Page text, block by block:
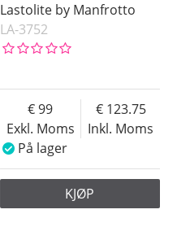
Lastolite by Manfrotto
LA-3752
Exkl. Moms
99
Inkl. Moms
123.75
På lager
KJØP